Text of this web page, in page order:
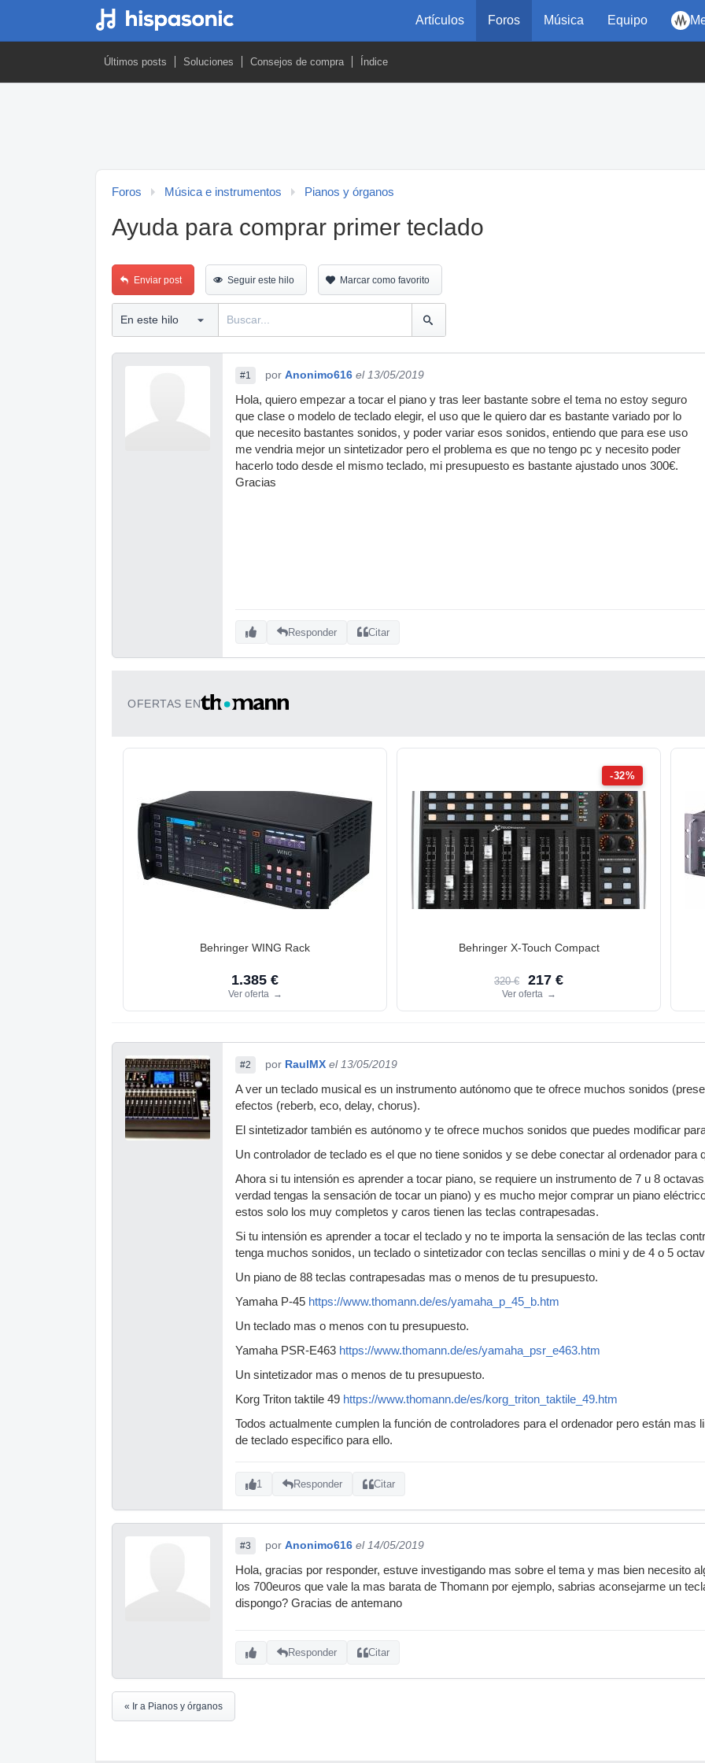
Artículos Foros Música Equipo
Últimos posts Soluciones Consejos de compra Índice
Foros Música e instrumentos Pianos y órganos
Ayuda para comprar primer teclado
Enviar post Seguir este hilo Marcar como favorito
#1 por Anonimo616 el 13/05/2019
Hola, quiero empezar a tocar el piano y tras leer bastante sobre el tema no estoy seguro
que clase o modelo de teclado elegir, el uso que le quiero dar es bastante variado por lo
que necesito bastantes sonidos, y poder variar esos sonidos, entiendo que para ese uso
me vendria mejor un sintetizador pero el problema es que no tengo pc y necesito poder
hacerlo todo desde el mismo teclado, mi presupuesto es bastante ajustado unos 300€.
Gracias
Responder Citar
OFERTAS EN
Behringer WING Rack
1.385 €
Ver oferta →
-32%
Behringer X-Touch Compact
320 € 217 €
Ver oferta →
#2 por RaulMX el 13/05/2019
A ver un teclado musical es un instrumento autónomo que te ofrece muchos sonidos
efectos (reberb, eco, delay, chorus).
El sintetizador también es autónomo y te ofrece muchos sonidos que puedes modificar
Un controlador de teclado es el que no tiene sonidos y se debe conectar al ordenador para
Ahora si tu intensión es aprender a tocar piano, se requiere un instrumento de 7 u 8
verdad tengas la sensación de tocar un piano) y es mucho mejor comprar un piano
estos solo los muy completos y caros tienen las teclas contrapesadas.
Si tu intensión es aprender a tocar el teclado y no te importa la sensación de las teclas
tenga muchos sonidos, un teclado o sintetizador con teclas sencillas o mini y de 4 o 5
Un piano de 88 teclas contrapesadas mas o menos de tu presupuesto.
Yamaha P-45 https://www.thomann.de/es/yamaha_p_45_b.htm
Un teclado mas o menos con tu presupuesto.
Yamaha PSR-E463 https://www.thomann.de/es/yamaha_psr_e463.htm
Un sintetizador mas o menos de tu presupuesto.
Korg Triton taktile 49 https://www.thomann.de/es/korg_triton_taktile_49.htm
Todos actualmente cumplen la función de controladores para el ordenador pero están mas
de teclado especifico para ello.
1 Responder Citar
#3 por Anonimo616 el 14/05/2019
Hola, gracias por responder, estuve investigando mas sobre el tema y mas bien necesito
los 700euros que vale la mas barata de Thomann por ejemplo, sabrias aconsejarme un
dispongo? Gracias de antemano
Responder Citar
« Ir a Pianos y órganos